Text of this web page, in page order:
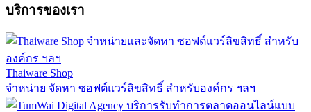
บริการของเรา
Thaiware Shop
จำหน่าย จัดหา ซอฟต์แวร์ลิขสิทธิ์ สำหรับองค์กร ฯลฯ